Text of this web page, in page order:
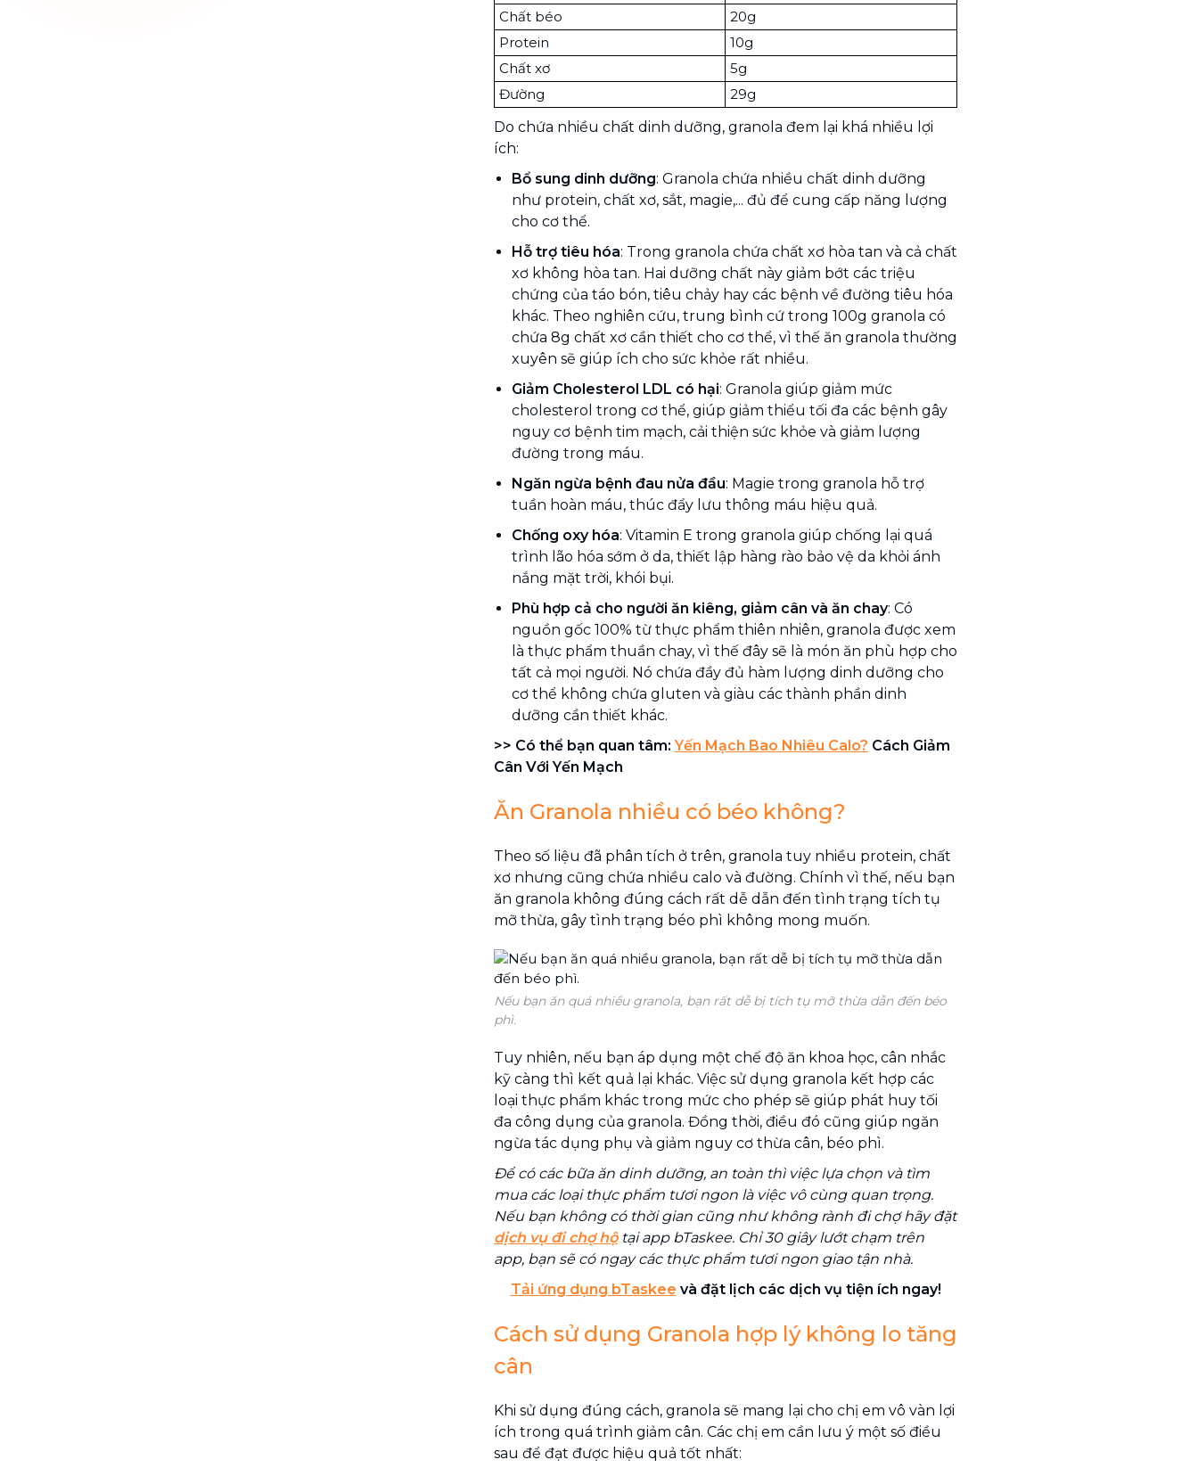
Chất béo
20g
Protein
10g
Chất xơ
5g
Đường
29g
Do chứa nhiều chất dinh dưỡng, granola đem lại khá nhiều lợi
ích:
Bổ sung dinh dưỡng: Granola chứa nhiều chất dinh dưỡng
như protein, chất xơ, sắt, magie,... đủ để cung cấp năng lượng
cho cơ thể.
Hỗ trợ tiêu hóa: Trong granola chứa chất xơ hòa tan và cả chất
xơ không hòa tan. Hai dưỡng chất này giảm bớt các triệu
chứng của táo bón, tiêu chảy hay các bệnh về đường tiêu hóa
khác. Theo nghiên cứu, trung bình cứ trong 100g granola có
chứa 8g chất xơ cần thiết cho cơ thể, vì thế ăn granola thường
xuyên sẽ giúp ích cho sức khỏe rất nhiều.
Giảm Cholesterol LDL có hại: Granola giúp giảm mức
cholesterol trong cơ thể, giúp giảm thiểu tối đa các bệnh gây
nguy cơ bệnh tim mạch, cải thiện sức khỏe và giảm lượng
đường trong máu.
Ngăn ngừa bệnh đau nửa đầu: Magie trong granola hỗ trợ
tuần hoàn máu, thúc đẩy lưu thông máu hiệu quả.
Chống oxy hóa: Vitamin E trong granola giúp chống lại quá
trình lão hóa sớm ở da, thiết lập hàng rào bảo vệ da khỏi ánh
nắng mặt trời, khói bụi.
Phù hợp cả cho người ăn kiêng, giảm cân và ăn chay: Có
nguồn gốc 100% từ thực phẩm thiên nhiên, granola được xem
là thực phẩm thuần chay, vì thế đây sẽ là món ăn phù hợp cho
tất cả mọi người. Nó chứa đầy đủ hàm lượng dinh dưỡng cho
cơ thể không chứa gluten và giàu các thành phần dinh
dưỡng cần thiết khác.
>> Có thể bạn quan tâm:Yến Mạch Bao Nhiêu Calo? Cách Giảm
Cân Với Yến Mạch
Ăn Granola nhiều có béo không?
Theo số liệu đã phân tích ở trên, granola tuy nhiều protein, chất
xơ nhưng cũng chứa nhiều calo và đường. Chính vì thế, nếu bạn
ăn granola không đúng cách rất dễ dẫn đến tình trạng tích tụ
mỡ thừa, gây tình trạng béo phì không mong muốn.
Nếu bạn ăn quá nhiều granola, bạn rất dễ bị tích tụ mỡ thừa dẫn đến béo
phì.
Tuy nhiên, nếu bạn áp dụng một chế độ ăn khoa học, cân nhắc
kỹ càng thì kết quả lại khác. Việc sử dụng granola kết hợp các
loại thực phẩm khác trong mức cho phép sẽ giúp phát huy tối
đa công dụng của granola. Đồng thời, điều đó cũng giúp ngăn
ngừa tác dụng phụ và giảm nguy cơ thừa cân, béo phì.
Để có các bữa ăn dinh dưỡng, an toàn thì việc lựa chọn và tìm
mua các loại thực phẩm tươi ngon là việc vô cùng quan trọng.
Nếu bạn không có thời gian cũng như không rành đi chợ hãy đặt
dịch vụ đi chợ hộtại app bTaskee. Chỉ 30 giây lướt chạm trên
app, bạn sẽ có ngay các thực phẩm tươi ngon giao tận nhà.
Tải ứng dụng bTaskee và đặt lịch các dịch vụ tiện ích ngay!
Cách sử dụng Granola hợp lý không lo tăng
cân
Khi sử dụng đúng cách, granola sẽ mang lại cho chị em vô vàn lợi
ích trong quá trình giảm cân. Các chị em cần lưu ý một số điều
sau để đạt được hiệu quả tốt nhất: